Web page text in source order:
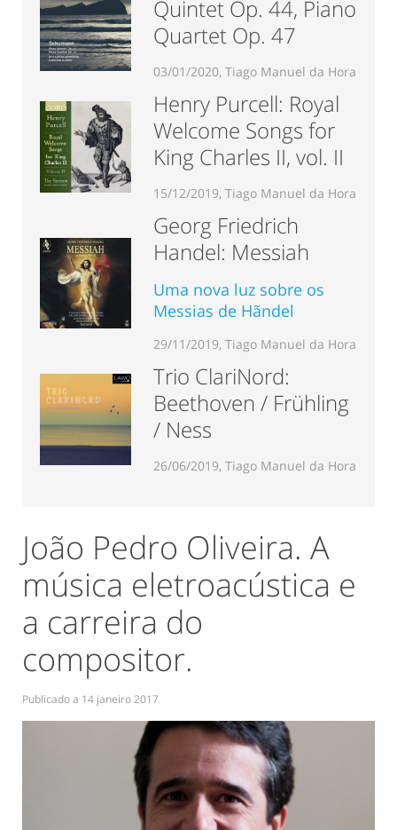
Quintet Op. 44, Piano
Quartet Op. 47
03/01/2020, Tiago Manuel da Hora
Henry Purcell: Royal
Welcome Songs for
King Charles II, vol. II
15/12/2019, Tiago Manuel da Hora
Georg Friedrich
Handel: Messiah
Uma nova luz sobre os
Messias de Hãndel
29/11/2019, Tiago Manuel da Hora
Trio ClariNord:
Beethoven / Frühling
/ Ness
26/06/2019, Tiago Manuel da Hora
João Pedro Oliveira. A
música eletroacústica e
a carreira do
compositor.
Publicado a 14 janeiro 2017